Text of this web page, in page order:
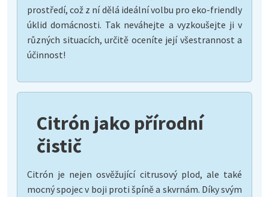
prostředí, což z ní dělá ideální volbu pro eko-friendly
úklid domácnosti. Tak neváhejte a vyzkoušejte ji v
různých situacích, určitě oceníte její všestrannost a
účinnost!
Citrón jako přírodní
čistič
Citrón je nejen osvěžující citrusový plod, ale také
mocný spojec v boji proti špíně a skvrnám. Díky svým